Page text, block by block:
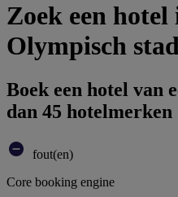
Zoek een
Olympisch
Boek een hotel van
dan 45 hotelmerken
fout(en)
Core booking engine